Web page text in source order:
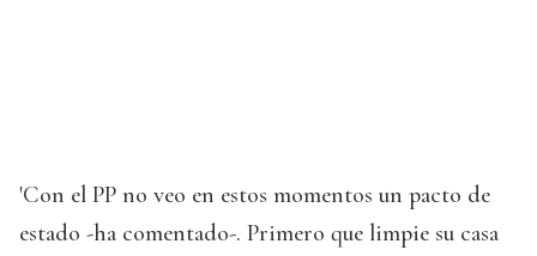
'Con el PP no veo en estos momentos un pacto de
estado -ha comentado-. Primero que limpie su casa